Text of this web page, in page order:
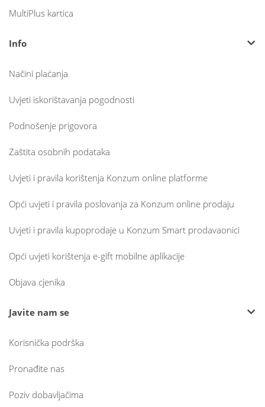
MultiPlus kartica
Info
Načini plaćanja
Uvjeti iskorištavanja pogodnosti
Podnošenje prigovora
Zaštita osobnih podataka
Uvjeti i pravila korištenja Konzum online platforme
Opći uvjeti i pravila poslovanja za Konzum online prodaju
Uvjeti i pravila kupoprodaje u Konzum Smart prodavaonici
Opći uvjeti korištenja e-gift mobilne aplikacije
Objava cjenika
Javite nam se
Korisnička podrška
Pronađite nas
Poziv dobavljačima